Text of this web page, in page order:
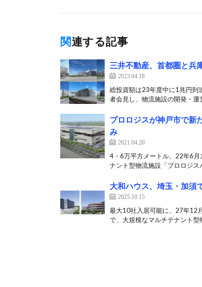
関連する記事
三井不動産、首都圏と兵
2023.04.18
総投資額は23年度中に1兆円到
者会見し、物流施設の開発・
プロロジスが神戸市で新
み
2021.04.20
4・6万平方メートル、22年6
ナント型物流施設「プロロジ
大和ハウス、埼玉・加須
2025.10.15
最大10社入居可能に、27年12
で、大規模なマルチテナント型